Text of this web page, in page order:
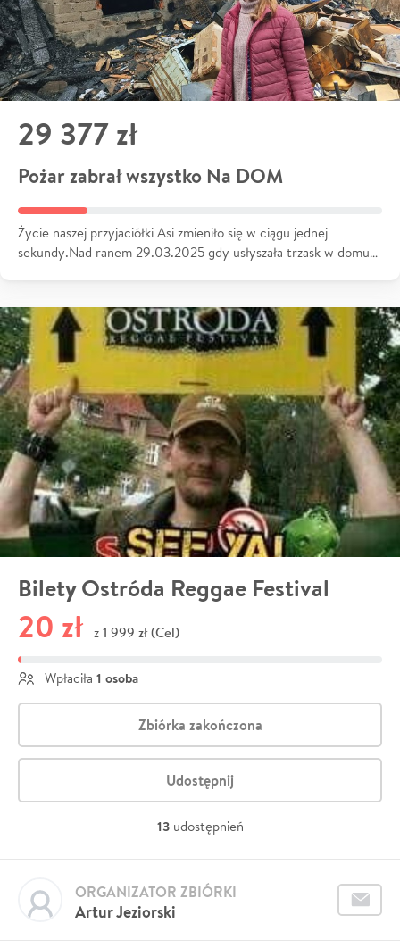
29 377 zł
Pożar zabrał wszystko Na DOM
Życie naszej przyjaciółki Asi zmieniło się w ciągu jednej
sekundy.Nad ranem 29.03.2025 gdy usłyszała trzask w domu…
Bilety Ostróda Reggae Festival
20 zł z 1 999 zł (Cel)
Wpłaciła 1 osoba
Zbiórka zakończona
Udostępnij
13 udostępnień
Artur Jeziorski
ORGANIZATOR ZBIÓRKI